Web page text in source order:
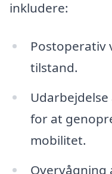
inkludere:
Postoperativ
tilstand.
for at
mobilitet.
Overvågning